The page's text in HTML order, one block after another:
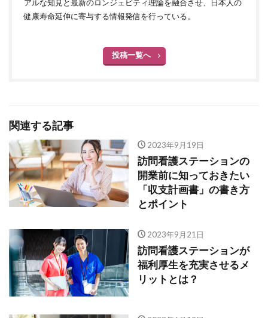
アルな知見と最新のロンジェビティ理論を融合させ、日本人の
健康寿命延伸に寄与する情報発信を行っている。
投稿一覧へ
関連する記事
2023年9月19日
訪問看護ステーションの
開業前に知っておきたい
「収支計画書」の書き方
とポイント
2023年9月21日
訪問看護ステーションが
福利厚生を充実させるメ
リットとは？